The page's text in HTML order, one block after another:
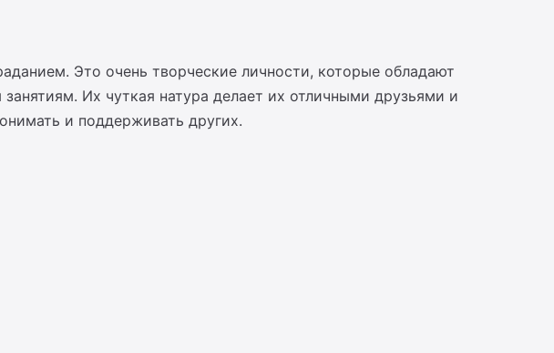
Это очень творческие личности, которые обладают
Их чуткая натура делает их отличными друзьями и
и поддерживать других.